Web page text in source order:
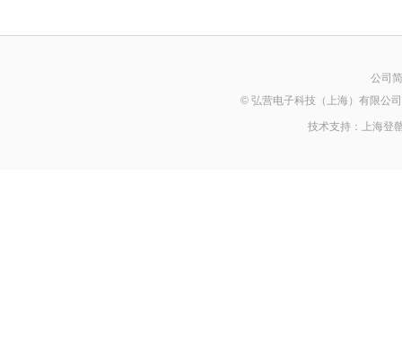
公司
© 弘营电子科技（上海）有限公
技术支持： 上海登